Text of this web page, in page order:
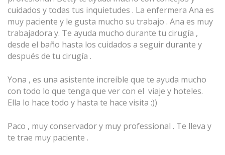
cuidados y todas tus inquietudes . La enfermera Ana es
muy paciente y le gusta mucho su trabajo . Ana es muy
trabajadora y. Te ayuda mucho durante tu cirugía ,
desde el baño hasta los cuidados a seguir durante y
después de tu cirugía .
Yona , es una asistente increíble que te ayuda mucho
con todo lo que tenga que ver con el viaje y hoteles.
Ella lo hace todo y hasta te hace visita :))
Paco , muy conservador y muy professional . Te lleva y
te trae muy paciente .